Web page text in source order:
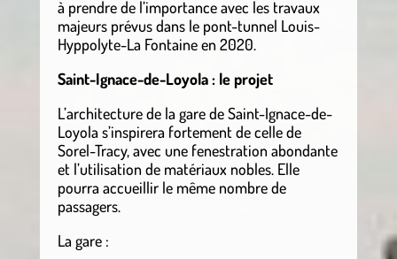
à prendre de l’importance avec les travaux
majeurs prévus dans le pont-tunnel Louis-
Hyppolyte-La Fontaine en 2020.
Saint-Ignace-de-Loyola : le projet
L’architecture de la gare de Saint-Ignace-de-
Loyola s’inspirera fortement de celle de
Sorel-Tracy, avec une fenestration abondante
et l’utilisation de matériaux nobles. Elle
pourra accueillir le même nombre de
passagers.
La gare :